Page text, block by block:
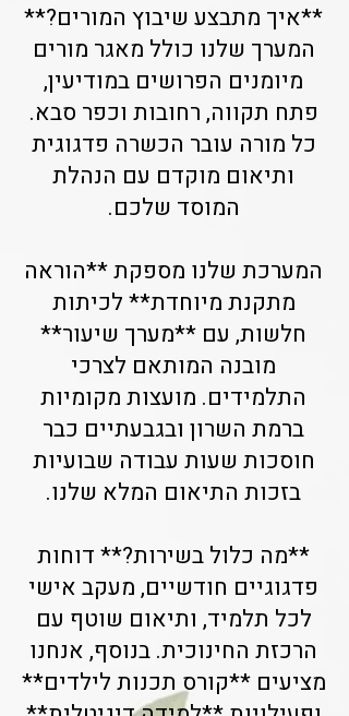
**איך מתבצע שיבוץ המורים?**
המערך שלנו כולל מאגר מורים
מיומנים הפרושים במודיעין,
פתח תקווה, רחובות וכפר סבא.
כל מורה עובר הכשרה פדגוגית
ותיאום מוקדם עם הנהלת
המוסד שלכם.
המערכת שלנו מספקת **הוראה
מתקנת מיוחדת** לכיתות
חלשות, עם **מערך שיעור**
מובנה המותאם לצרכי
התלמידים. מועצות מקומיות
ברמת השרון ובגבעתיים כבר
חוסכות שעות עבודה שבועיות
בזכות התיאום המלא שלנו.
**מה כלול בשירות?** דוחות
פדגוגיים חודשיים, מעקב אישי
לכל תלמיד, ותיאום שוטף עם
הרכזת החינוכית. בנוסף, אנחנו
מציעים **קורס תכנות לילדים**